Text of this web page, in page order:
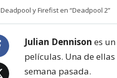
Deadpool y Firefist en “Deadpool 2”
Julian Dennison es
películas. Una de
semana pasada.